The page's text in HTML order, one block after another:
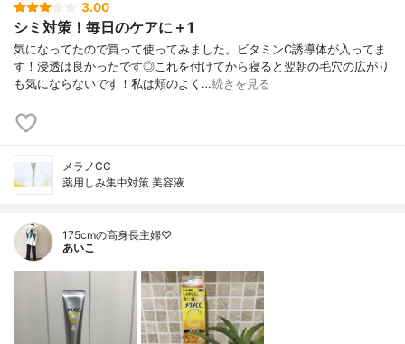
3.00
シミ対策！毎日のケアに＋1
気になってたので買って使ってみました。ビタミンC誘導体が入ってま
す！浸透は良かったです◎これを付けてから寝ると翌朝の毛穴の広がり
も気にならないです！私は頬のよく…続きを見る
メラノCC
薬用しみ集中対策 美容液
175cmの高身長主婦♡
あいこ